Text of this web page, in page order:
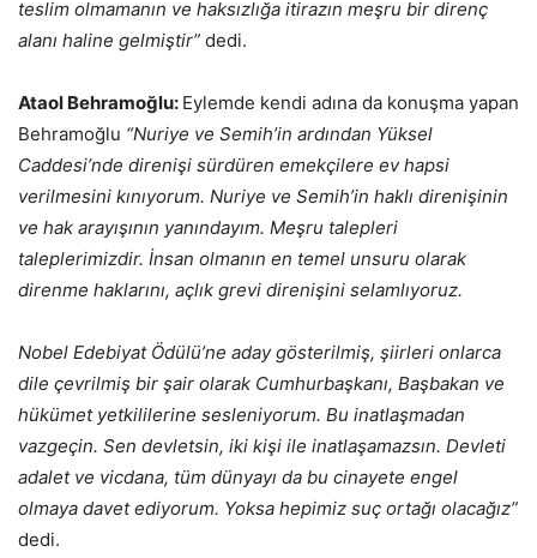
teslim olmamanın ve haksızlığa itirazın meşru bir direnç
alanı haline gelmiştir” dedi.
Ataol Behramoğlu: Eylemde kendi adına da konuşma yapan
Behramoğlu “Nuriye ve Semih’in ardından Yüksel
Caddesi’nde direnişi sürdüren emekçilere ev hapsi
verilmesini kınıyorum. Nuriye ve Semih’in haklı direnişinin
ve hak arayışının yanındayım. Meşru talepleri
taleplerimizdir. İnsan olmanın en temel unsuru olarak
direnme haklarını, açlık grevi direnişini selamlıyoruz.
Nobel Edebiyat Ödülü’ne aday gösterilmiş, şiirleri onlarca
dile çevrilmiş bir şair olarak Cumhurbaşkanı, Başbakan ve
hükümet yetkililerine sesleniyorum. Bu inatlaşmadan
vazgeçin. Sen devletsin, iki kişi ile inatlaşamazsın. Devleti
adalet ve vicdana, tüm dünyayı da bu cinayete engel
olmaya davet ediyorum. Yoksa hepimiz suç ortağı olacağız”
dedi.